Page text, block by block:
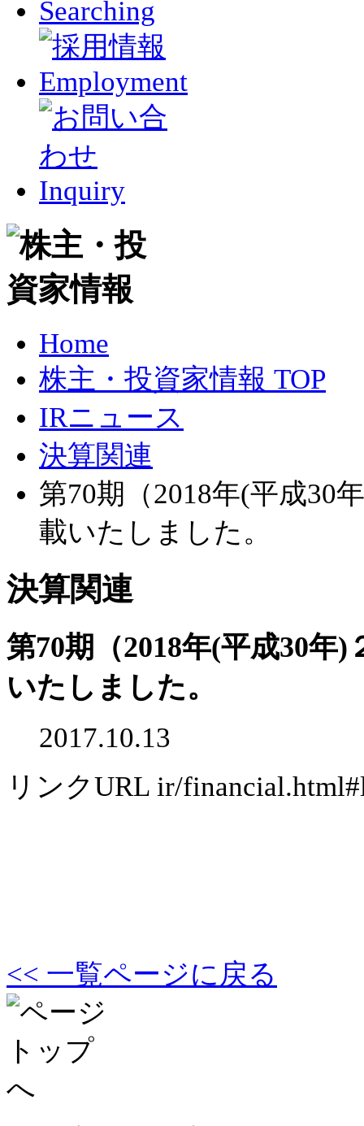
Home
株主・投資家情報 TOP
IRニュース
決算関連
第70期（2018年(平成30
載いたしました。
決算関連
第70期（2018年(平成30年
いたしました。
2017.10.13
リンクURL ir/
<< 一覧ページに戻る